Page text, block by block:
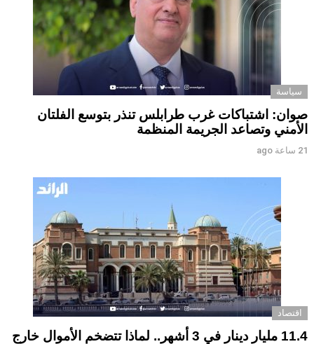
سياسة
صوان: اشتباكات غرب طرابلس تنذر بتوسع الفلتان
الأمني وتصاعد الجريمة المنظمة
21 ساعة ago
اقتصاد
11.4 مليار دينار في 3 أشهر.. لماذا تتضخم الأموال خارج